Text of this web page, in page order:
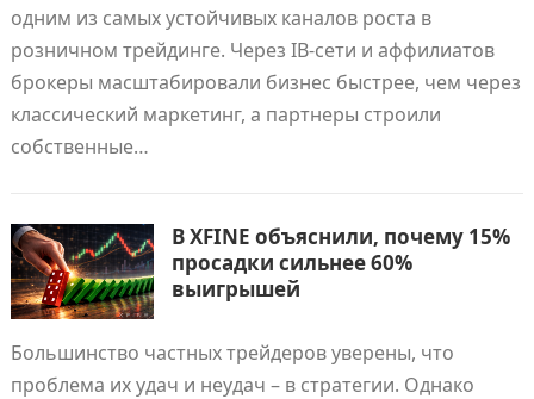
одним из самых устойчивых каналов роста в
розничном трейдинге. Через IB-сети и аффилиатов
брокеры масштабировали бизнес быстрее, чем через
классический маркетинг, а партнеры строили
собственные…
В XFINE объяснили, почему 15%
просадки сильнее 60%
выигрышей
Большинство частных трейдеров уверены, что
проблема их удач и неудач – в стратегии. Однако